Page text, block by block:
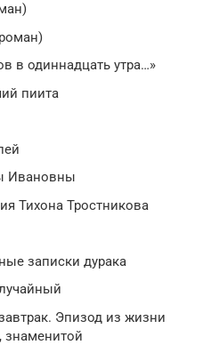
в одиннадцать утра…»
пиита
Ивановны
Тихона Тростникова
записки дурака
Эпизод из жизни
знаменитой